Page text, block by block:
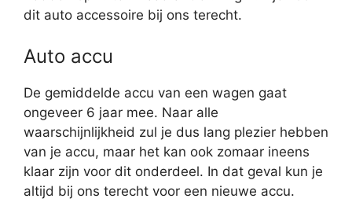
dit auto accessoire bij ons terecht.
Auto accu
De gemiddelde accu van een wagen gaat
ongeveer 6 jaar mee. Naar alle
waarschijnlijkheid zul je dus lang plezier hebben
van je accu, maar het kan ook zomaar ineens
klaar zijn voor dit onderdeel. In dat geval kun je
altijd bij ons terecht voor een nieuwe accu.